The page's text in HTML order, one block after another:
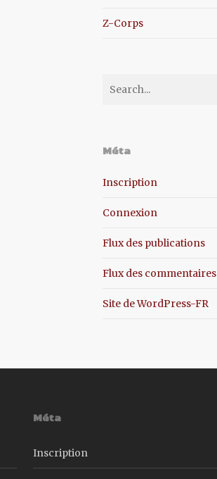
Z-Corps
Méta
Inscription
Connexion
Flux des publications
Flux des commentaires
Site de WordPress-FR
Méta
Inscription